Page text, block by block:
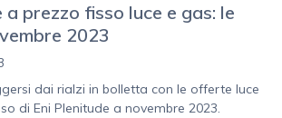
a prezzo fisso luce e gas: le
2023
dai rialzi in bolletta con le offerte luce
di Eni Plenitude a novembre 2023.